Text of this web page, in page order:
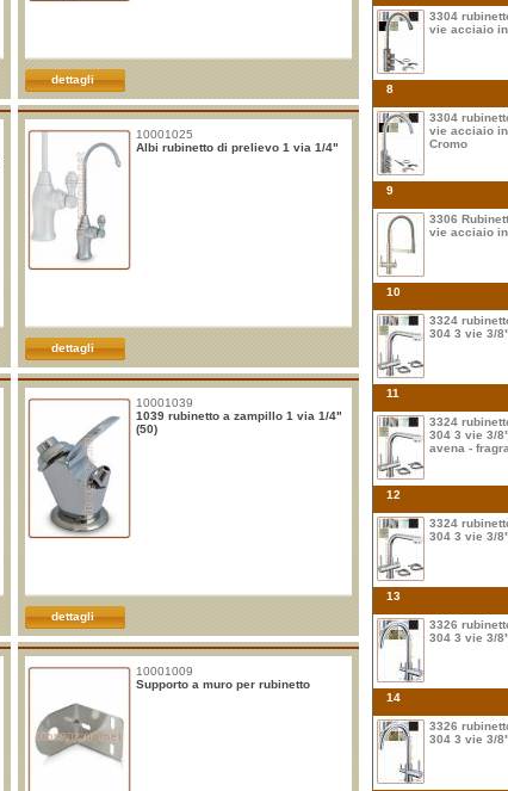
dettagli
10001025
Albi rubinetto di prelievo 1 via 1/4"
dettagli
10001039
1039 rubinetto a zampillo 1 via 1/4"
(50)
dettagli
10001009
Supporto a muro per rubinetto
3304
vie acciaio
8
3304
vie acciaio
Cromo
9
3306
vie acciaio
10
3324
304 3 vie 3/8"
11
3324
304 3 vie 3/
avena -
12
3324
304 3 vie 3/
13
3326
304 3 vie 3/8"
14
3326
304 3 vie 3/